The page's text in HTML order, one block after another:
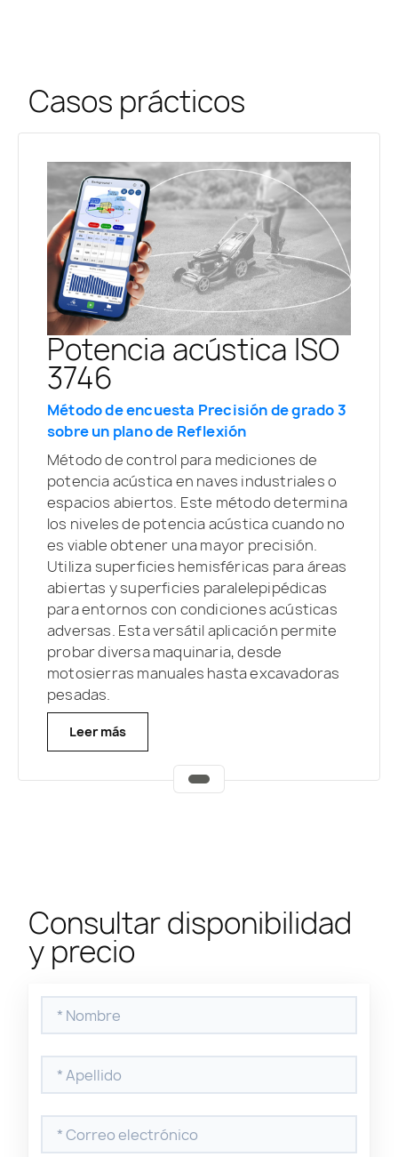
Casos prácticos
Potencia acústica ISO
3746
Método de encuesta Precisión de grado 3
sobre un plano de Reflexión
Método de control para mediciones de
potencia acústica en naves industriales o
espacios abiertos. Este método determina
los niveles de potencia acústica cuando no
es viable obtener una mayor precisión.
Utiliza superficies hemisféricas para áreas
abiertas y superficies paralelepipédicas
para entornos con condiciones acústicas
adversas. Esta versátil aplicación permite
probar diversa maquinaria, desde
motosierras manuales hasta excavadoras
pesadas.
Leer más
Consultar disponibilidad
y precio